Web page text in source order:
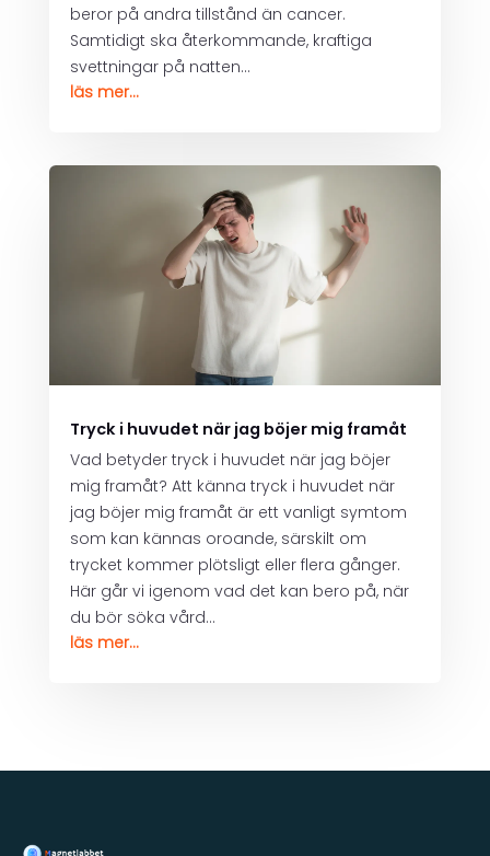
beror på andra tillstånd än cancer.
Samtidigt ska återkommande, kraftiga
svettningar på natten...
läs mer...
Tryck i huvudet när jag böjer mig framåt
Vad betyder tryck i huvudet när jag böjer
mig framåt? Att känna tryck i huvudet när
jag böjer mig framåt är ett vanligt symtom
som kan kännas oroande, särskilt om
trycket kommer plötsligt eller flera gånger.
Här går vi igenom vad det kan bero på, när
du bör söka vård...
läs mer...